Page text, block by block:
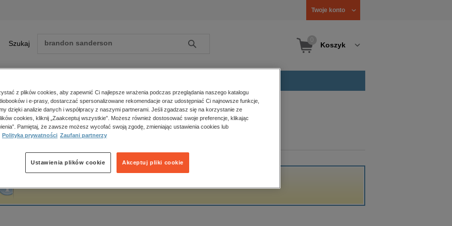
Twoje konto
Szukaj Szukaj Koszyk
Zobacz wszystkie E-prasa
polityka, społeczno-informacyjne
psychologiczne
popularno-naukowe
historia
główna Rob Kayman
Kayman
z plików cookies, aby zapewnić Ci najlepsze wrażenia podczas przeglądania naszego katalogu
i e-prasy, dostarczać spersonalizowane rekomendacje oraz udostępniać Ci najnowsze funkcje,
dzięki analizie danych i współpracy z naszymi partnerami. Jeśli zgadzasz się na korzystanie ze
cookies, kliknij „Zaakceptuj wszystkie”. Możesz również dostosować swoje preferencje, klikając
Pamiętaj, że zawsze możesz wycofać swoją zgodę, zmieniając ustawienia cookies lub
Polityka prywatności Zaufani partnerzy
Akceptuj pliki cookie
Ustawienia plików cookie